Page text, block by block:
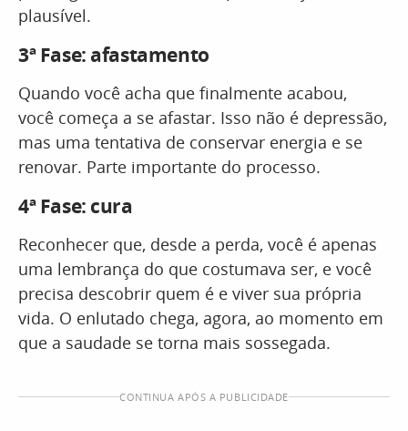
plausível.
3ª Fase: afastamento
Quando você acha que finalmente acabou,
você começa a se afastar. Isso não é depressão,
mas uma tentativa de conservar energia e se
renovar. Parte importante do processo.
4ª Fase: cura
Reconhecer que, desde a perda, você é apenas
uma lembrança do que costumava ser, e você
precisa descobrir quem é e viver sua própria
vida. O enlutado chega, agora, ao momento em
que a saudade se torna mais sossegada.
CONTINUA APÓS A PUBLICIDADE